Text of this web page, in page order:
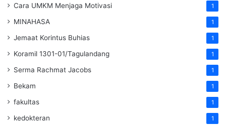
Cara UMKM Menjaga Motivasi 1
MINAHASA 1
Jemaat Korintus Buhias 1
Koramil 1301-01/Tagulandang 1
Serma Rachmat Jacobs 1
Bekam 1
fakultas 1
kedokteran 1